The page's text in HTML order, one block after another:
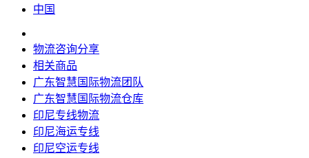
中国
物流咨询分享
相关商品
广东智慧国际物流团队
广东智慧国际物流仓库
印尼专线物流
印尼海运专线
印尼空运专线